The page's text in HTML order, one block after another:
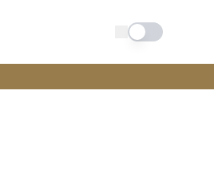
Schimba tema